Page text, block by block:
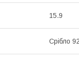
15.9
Срібло